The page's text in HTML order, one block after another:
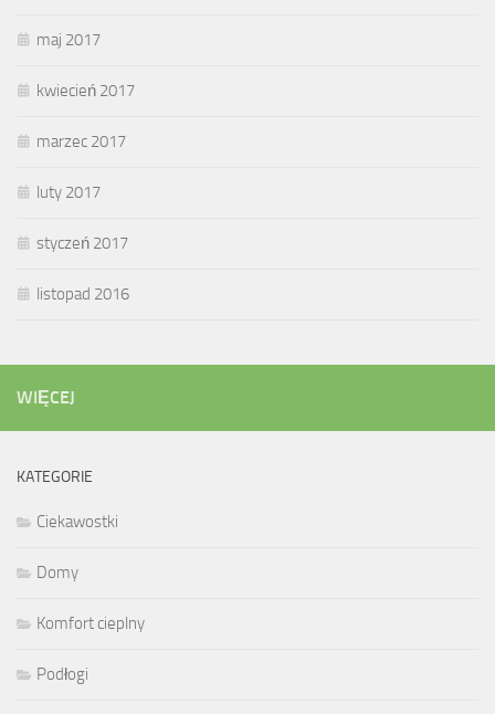
maj 2017
kwiecień 2017
marzec 2017
luty 2017
styczeń 2017
listopad 2016
WIĘCEJ
KATEGORIE
Ciekawostki
Domy
Komfort cieplny
Podłogi